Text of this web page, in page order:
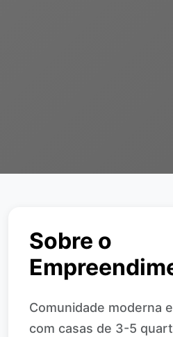
Sobre o
Comunidade moderna
com casas de 3-5